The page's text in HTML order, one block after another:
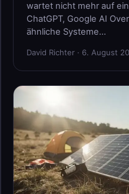
wartet nicht mehr auf
ChatGPT, Google AI
ähnliche Systeme…
David Richter · 6. August